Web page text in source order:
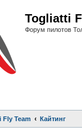
Togliatti
Форум пилотов
Team
Кайтинг